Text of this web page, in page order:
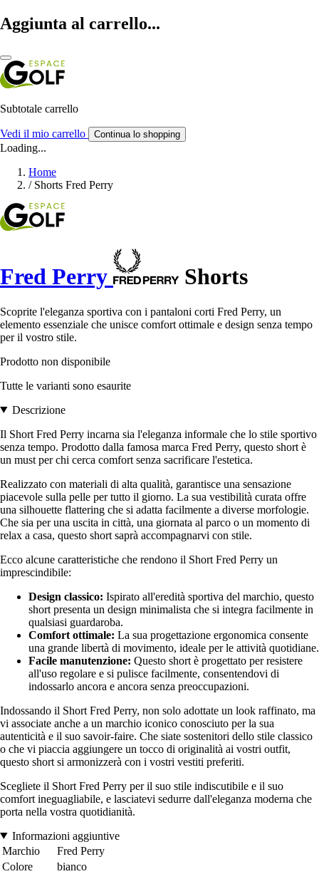
Aggiunta al carrello...
Subtotale carrello
Vedi il mio carrello Continua lo shopping
Loading...
Home
/ Shorts Fred Perry
Fred Perry Shorts
Scoprite l'eleganza sportiva con i pantaloni corti Fred Perry, un
elemento essenziale che unisce comfort ottimale e design senza tempo
per il vostro stile.
Prodotto non disponibile
Tutte le varianti sono esaurite
Descrizione
Il Short Fred Perry incarna sia l'eleganza informale che lo stile sportivo
senza tempo. Prodotto dalla famosa marca Fred Perry, questo short è
un must per chi cerca comfort senza sacrificare l'estetica.
Realizzato con materiali di alta qualità, garantisce una sensazione
piacevole sulla pelle per tutto il giorno. La sua vestibilità curata offre
una silhouette flattering che si adatta facilmente a diverse morfologie.
Che sia per una uscita in città, una giornata al parco o un momento di
relax a casa, questo short saprà accompagnarvi con stile.
Ecco alcune caratteristiche che rendono il Short Fred Perry un
imprescindibile:
Design classico: Ispirato all'eredità sportiva del marchio, questo
short presenta un design minimalista che si integra facilmente in
qualsiasi guardaroba.
Comfort ottimale: La sua progettazione ergonomica consente
una grande libertà di movimento, ideale per le attività quotidiane.
Facile manutenzione: Questo short è progettato per resistere
all'uso regolare e si pulisce facilmente, consentendovi di
indossarlo ancora e ancora senza preoccupazioni.
Indossando il Short Fred Perry, non solo adottate un look raffinato, ma
vi associate anche a un marchio iconico conosciuto per la sua
autenticità e il suo savoir-faire. Che siate sostenitori dello stile classico
o che vi piaccia aggiungere un tocco di originalità ai vostri outfit,
questo short si armonizzerà con i vostri vestiti preferiti.
Scegliete il Short Fred Perry per il suo stile indiscutibile e il suo
comfort ineguagliabile, e lasciatevi sedurre dall'eleganza moderna che
porta nella vostra quotidianità.
Informazioni aggiuntive
Marchio
Fred Perry
Colore
bianco